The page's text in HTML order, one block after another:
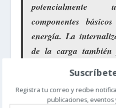
potencialmente
componentes
energía. La
de la carga
activación de las vías
La efferocitosis es un
Registra tu correo y recibe
publicaciones,